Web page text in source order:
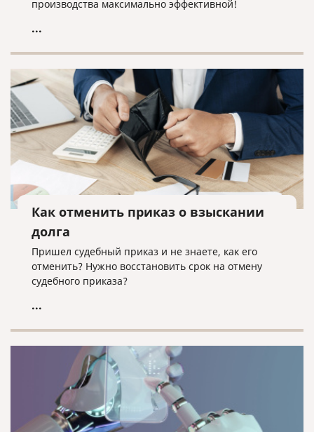
производства максимально эффективной!
...
Как отменить приказ о взыскании
долга
Пришел судебный приказ и не знаете, как его
отменить? Нужно восстановить срок на отмену
судебного приказа?
...